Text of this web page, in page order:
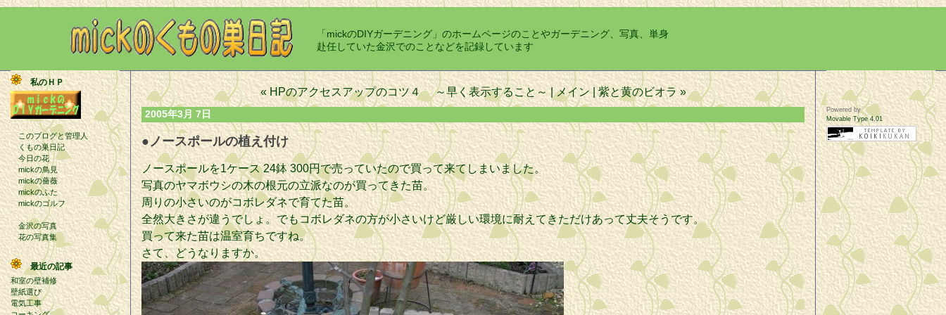
「mickのDIYガーデニング」のホームページのことやガーデニング、写真、単身
赴任していた金沢でのことなどを記録しています
私のＨＰ
このブログと管理人
くもの巣日記
今日の花
mickの鳥見
mickの薔薇
mickのふた
mickのゴルフ
金沢の写真
花の写真集
最近の記事
和室の壁補修
壁紙選び
電気工事
« HPのアクセスアップのコツ４ ～早く表示すること～|メイン|紫と黄のビオラ »
2005年3月 7日
●ノースポールの植え付け
ノースポールを1ケース 24鉢 300円で売っていたので買って来てしまいました。
写真のヤマボウシの木の根元の立派なのが買ってきた苗。
周りの小さいのがコボレダネで育てた苗。
全然大きさが違うでしょ。でもコボレダネの方が小さいけど厳しい環境に耐えてきただけあって丈夫そうです。
買って来た苗は温室育ちですね。
さて、どうなりますか。
Powered by
Movable Type 4.01